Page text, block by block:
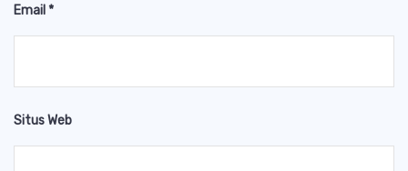
Email *
Situs Web